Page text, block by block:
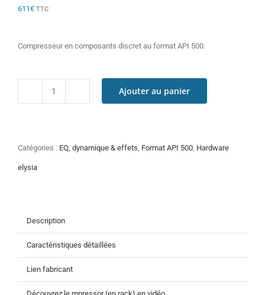
611€ TTC
Compresseur en composants discret au format API 500.
quantité
500
Ajouter au panier
Catégories : EQ, dynamique & effets Format API 500 Hardware
elysia
Description
Caractéristiques détaillées
Lien fabricant